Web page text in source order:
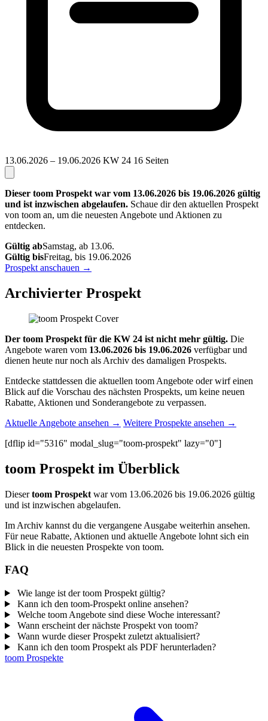
13.06.2026 – 19.06.2026 KW 24 16 Seiten
Dieser toom Prospekt war vom 13.06.2026 bis 19.06.2026 gültig
und ist inzwischen abgelaufen. Schaue dir den aktuellen Prospekt
von toom an, um die neuesten Angebote und Aktionen zu
entdecken.
Gültig abSamstag, ab 13.06.
Gültig bisFreitag, bis 19.06.2026
Prospekt anschauen →
Archivierter Prospekt
Der toom Prospekt für die KW 24 ist nicht mehr gültig. Die
Angebote waren vom 13.06.2026 bis 19.06.2026 verfügbar und
dienen heute nur noch als Archiv des damaligen Prospekts.
Entdecke stattdessen die aktuellen toom Angebote oder wirf einen
Blick auf die Vorschau des nächsten Prospekts, um keine neuen
Rabatte, Aktionen und Sonderangebote zu verpassen.
Aktuelle Angebote ansehen → Weitere Prospekte ansehen →
[dflip id="5316" modal_slug="toom-prospekt" lazy="0"]
toom Prospekt im Überblick
Diesertoom Prospekt war vom 13.06.2026 bis 19.06.2026 gültig
und ist inzwischen abgelaufen.
Im Archiv kannst du die vergangene Ausgabe weiterhin ansehen.
Für neue Rabatte, Aktionen und aktuelle Angebote lohnt sich ein
Blick in die neuesten Prospekte von toom.
FAQ
Wie lange ist der toom Prospekt gültig?
Kann ich den toom-Prospekt online ansehen?
Welche toom Angebote sind diese Woche interessant?
Wann erscheint der nächste Prospekt von toom?
Wann wurde dieser Prospekt zuletzt aktualisiert?
Kann ich den toom Prospekt als PDF herunterladen?
toom Prospekte